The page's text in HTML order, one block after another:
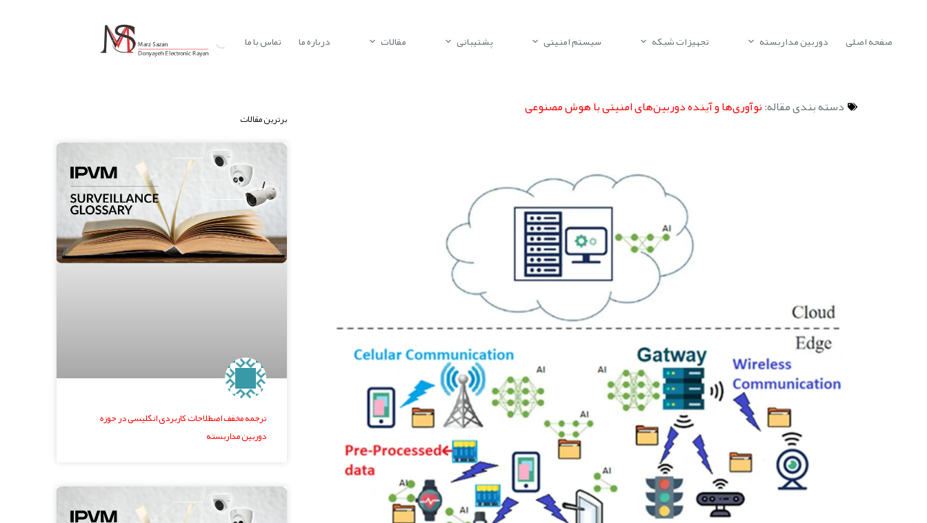
صفحه اصلی دوربین مداربسته تجهیزات شبکه سیستم امنیتی پشتیبانی مقالات درباره ما تماس با ما
دسته بندی مقاله:نوآوری‌ها و آینده دوربین‌های امنیتی با هوش مصنوعی
برترین مقالات
ترجمه مخفف اصطلاحات کاربردی انگلیسی در حوزه
دوربین مداربسته